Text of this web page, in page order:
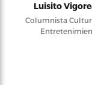
Luisito
Columnista